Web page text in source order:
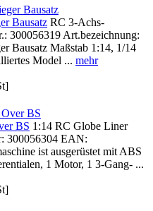
Bausatz RC 3-Achs-
300056319 Art.bezeichnung:
Bausatz Maßstab 1:14, 1/14
Model ... mehr
BS 1:14 RC Globe Liner
300056304 EAN:
ist ausgerüstet mit ABS
1 Motor, 1 3-Gang- ...